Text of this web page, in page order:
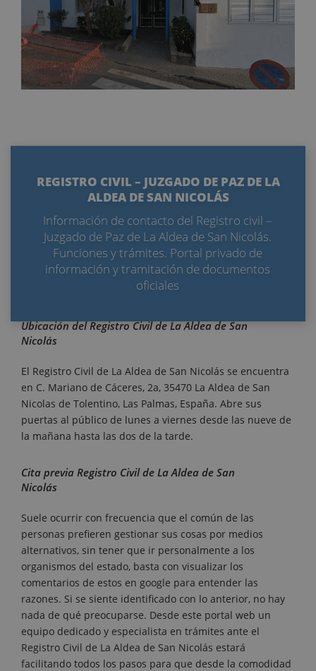
REGISTRO CIVIL – JUZGADO DE PAZ DE LA
ALDEA DE SAN NICOLÁS
Información de contacto del Registro civil –
Juzgado de Paz de La Aldea de San Nicolás.
Funciones y trámites. Portal privado de
información y tramitación de documentos
oficiales
Ubicación del Registro Civil de La Aldea de San
Nicolás
El Registro Civil de La Aldea de San Nicolás se encuentra
en C. Mariano de Cáceres, 2a, 35470 La Aldea de San
Nicolas de Tolentino, Las Palmas, España. Abre sus
puertas al público de lunes a viernes desde las nueve de
la mañana hasta las dos de la tarde.
Cita previa Registro Civil de La Aldea de San
Nicolás
Suele ocurrir con frecuencia que el común de las
personas prefieren gestionar sus cosas por medios
alternativos, sin tener que ir personalmente a los
organismos del estado, basta con visualizar los
comentarios de estos en google para entender las
razones. Si se siente identificado con lo anterior, no hay
nada de qué preocuparse. Desde este portal web un
equipo dedicado y especialista en trámites ante el
Registro Civil de La Aldea de San Nicolás estará
facilitando todos los pasos para que desde la comodidad